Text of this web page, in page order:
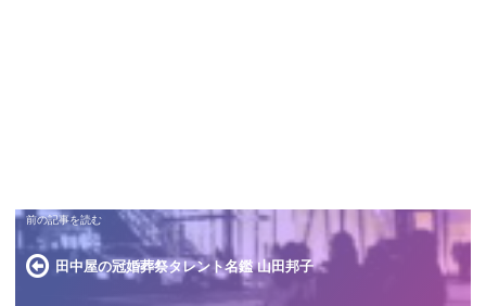
田中屋の冠婚葬祭タレント名鑑 山田邦子